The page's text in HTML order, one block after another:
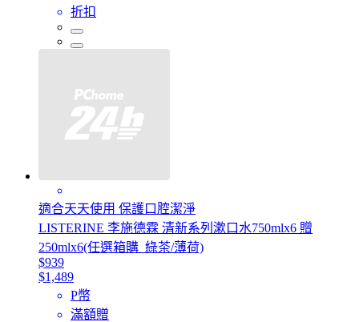
折扣
適合天天使用 保護口腔潔淨
LISTERINE 李施德霖 清新系列漱口水750mlx6 贈
250mlx6(任選箱購_綠茶/薄荷)
$939
$1,489
P幣
滿額贈